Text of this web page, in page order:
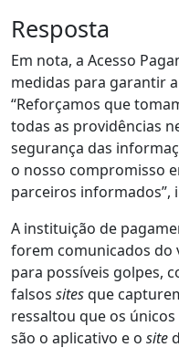
Resposta
Em nota, a Acesso
medidas para garantir
“Reforçamos que
todas as providências
segurança das
o nosso compromisso
parceiros
A instituição de
forem comunicados do
para possíveis golpes,
falsos sitesque
ressaltou que os
são o aplicativo e o site